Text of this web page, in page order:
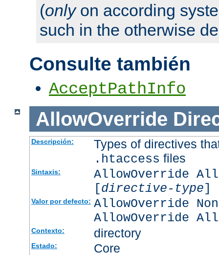
(onlyon according
such in the otherwise
Consulte también
AcceptPathInfo
AllowOverride
Descripción: Types of directives
.htaccess files
Sintaxis:
AllowOverride
[directive-type]
Valor por defecto: AllowOverride
AllowOverride
Contexto: directory
Estado: Core